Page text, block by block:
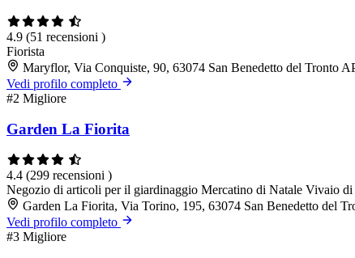
4.9 (51 recensioni )
Fiorista
Maryflor, Via Conquiste, 90, 63074 San Benedetto del Tronto
Vedi profilo completo
#2 Migliore
Garden La Fiorita
4.4 (299 recensioni )
Negozio di articoli per il giardinaggio Mercatino di Natale Vivaio di
Garden La Fiorita, Via Torino, 195, 63074 San Benedetto del
Vedi profilo completo
#3 Migliore